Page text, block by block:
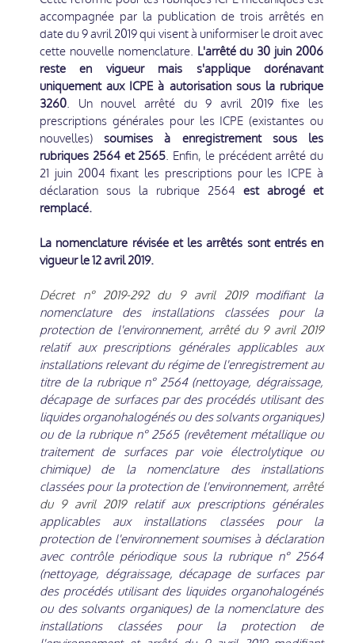
accompagnée par la publication de trois arrêtés en
date du 9 avril 2019 qui visent à uniformiser le droit avec
cette nouvelle nomenclature. L'arrêté du 30 juin 2006
reste en vigueur mais s'applique dorénavant
uniquement aux ICPE à autorisation sous la rubrique
3260. Un nouvel arrêté du 9 avril 2019 fixe les
prescriptions générales pour les ICPE (existantes ou
nouvelles)soumises à enregistrement sous les
rubriques 2564 et 2565. Enfin, le précédent arrêté du
21 juin 2004 fixant les prescriptions pour les ICPE à
déclaration sous la rubrique 2564 est abrogé et
remplacé.
La nomenclature révisée et les arrêtés sont entrés en
vigueur le 12 avril 2019.
Décret n° 2019-292 du 9 avril 2019modifiant la
nomenclature des installations classées pour la
protection de l'environnement, arrêté du 9 avril 2019
relatif aux prescriptions générales applicables aux
installations relevant du régime de l'enregistrement au
titre de la rubrique n° 2564 (nettoyage, dégraissage,
décapage de surfaces par des procédés utilisant des
liquides organohalogénés ou des solvants organiques)
ou de la rubrique n° 2565 (revêtement métallique ou
traitement de surfaces par voie électrolytique ou
chimique) de la nomenclature des installations
classées pour la protection de l'environnement, arrêté
du 9 avril 2019relatif aux prescriptions générales
applicables aux installations classées pour la
protection de l'environnement soumises à déclaration
avec contrôle périodique sous la rubrique n° 2564
(nettoyage, dégraissage, décapage de surfaces par
des procédés utilisant des liquides organohalogénés
ou des solvants organiques) de la nomenclature des
installations classées pour la protection de